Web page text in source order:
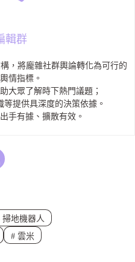
輯群
，將龐雜社群輿論轉化為可行的
情指標。
大眾了解時下熱門議題；
提供具深度的決策依據。
手有據、擴散有效。
掃地機器人
# 雲米